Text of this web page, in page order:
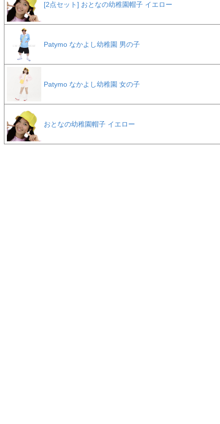
[2点セット] おとなの幼稚園帽子 イエロー
Patymo なかよし幼稚園 男の子
Patymo なかよし幼稚園 女の子
おとなの幼稚園帽子 イエロー